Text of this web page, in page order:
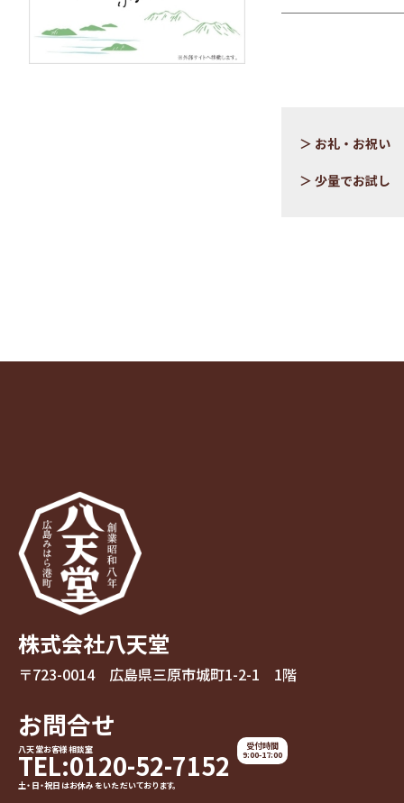
お礼・お祝い
少量でお試し
株式会社八天堂
〒723-0014 広島県三原市城町1-2-1 1階
お問合せ
八天堂お客様相談室
TEL:0120-52-7152
土・日・祝日はお休みをいただいております。
受付時間
9:00-17:00